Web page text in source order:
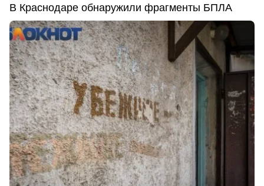
В Краснодаре обнаружили фрагменты БПЛА